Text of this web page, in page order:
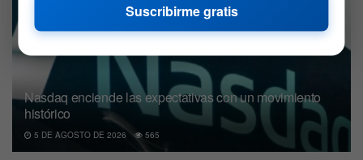
Nasdaq enciende las expectativas con un movimiento
histórico
5 DE AGOSTO DE 2026 565
Suscribirme gratis